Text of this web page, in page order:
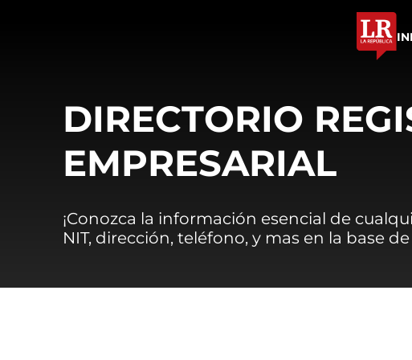
DIRECTORIO
EMPRESARIAL
¡Conozca la información esencial de
NIT, dirección, teléfono, y mas en la base